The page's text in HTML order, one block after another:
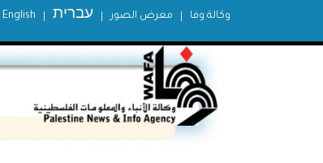
English עברית معرض الصور وكالة وفا